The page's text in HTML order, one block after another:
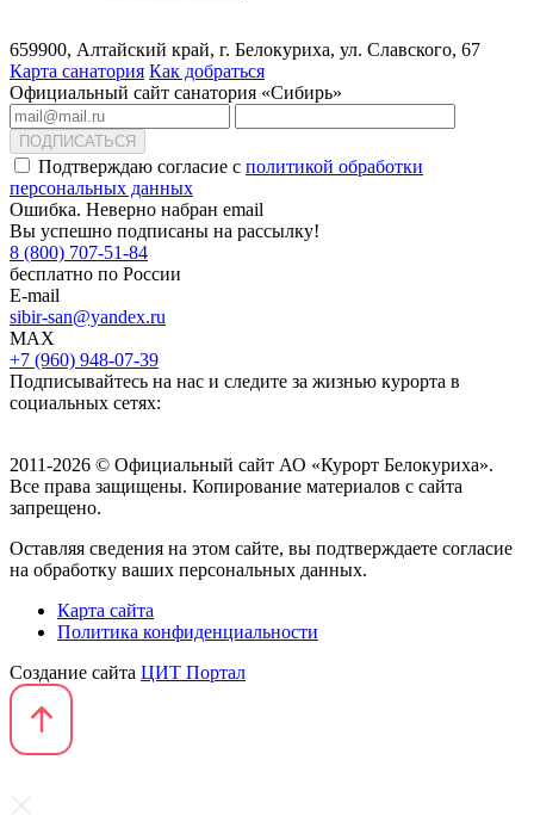
659900, Алтайский край, г. Белокуриха, ул. Славского, 67
Карта санатория Как добраться
Официальный сайт санатория «Сибирь»
ПОДПИСАТЬСЯ
Подтверждаю согласие с политикой обработки
персональных данных
Ошибка. Неверно набран email
Вы успешно подписаны на рассылку!
8 (800) 707-51-84
бесплатно по России
E-mail
sibir-san@yandex.ru
MAX
+7 (960) 948-07-39
Подписывайтесь на нас и следите за жизнью курорта в
социальных сетях:
2011-2026 © Официальный сайт АО «Курорт Белокуриха».
Все права защищены. Копирование материалов с сайта
запрещено.
Оставляя сведения на этом сайте, вы подтверждаете согласие
на обработку ваших персональных данных.
Карта сайта
Политика конфиденциальности
Создание сайта ЦИТ Портал